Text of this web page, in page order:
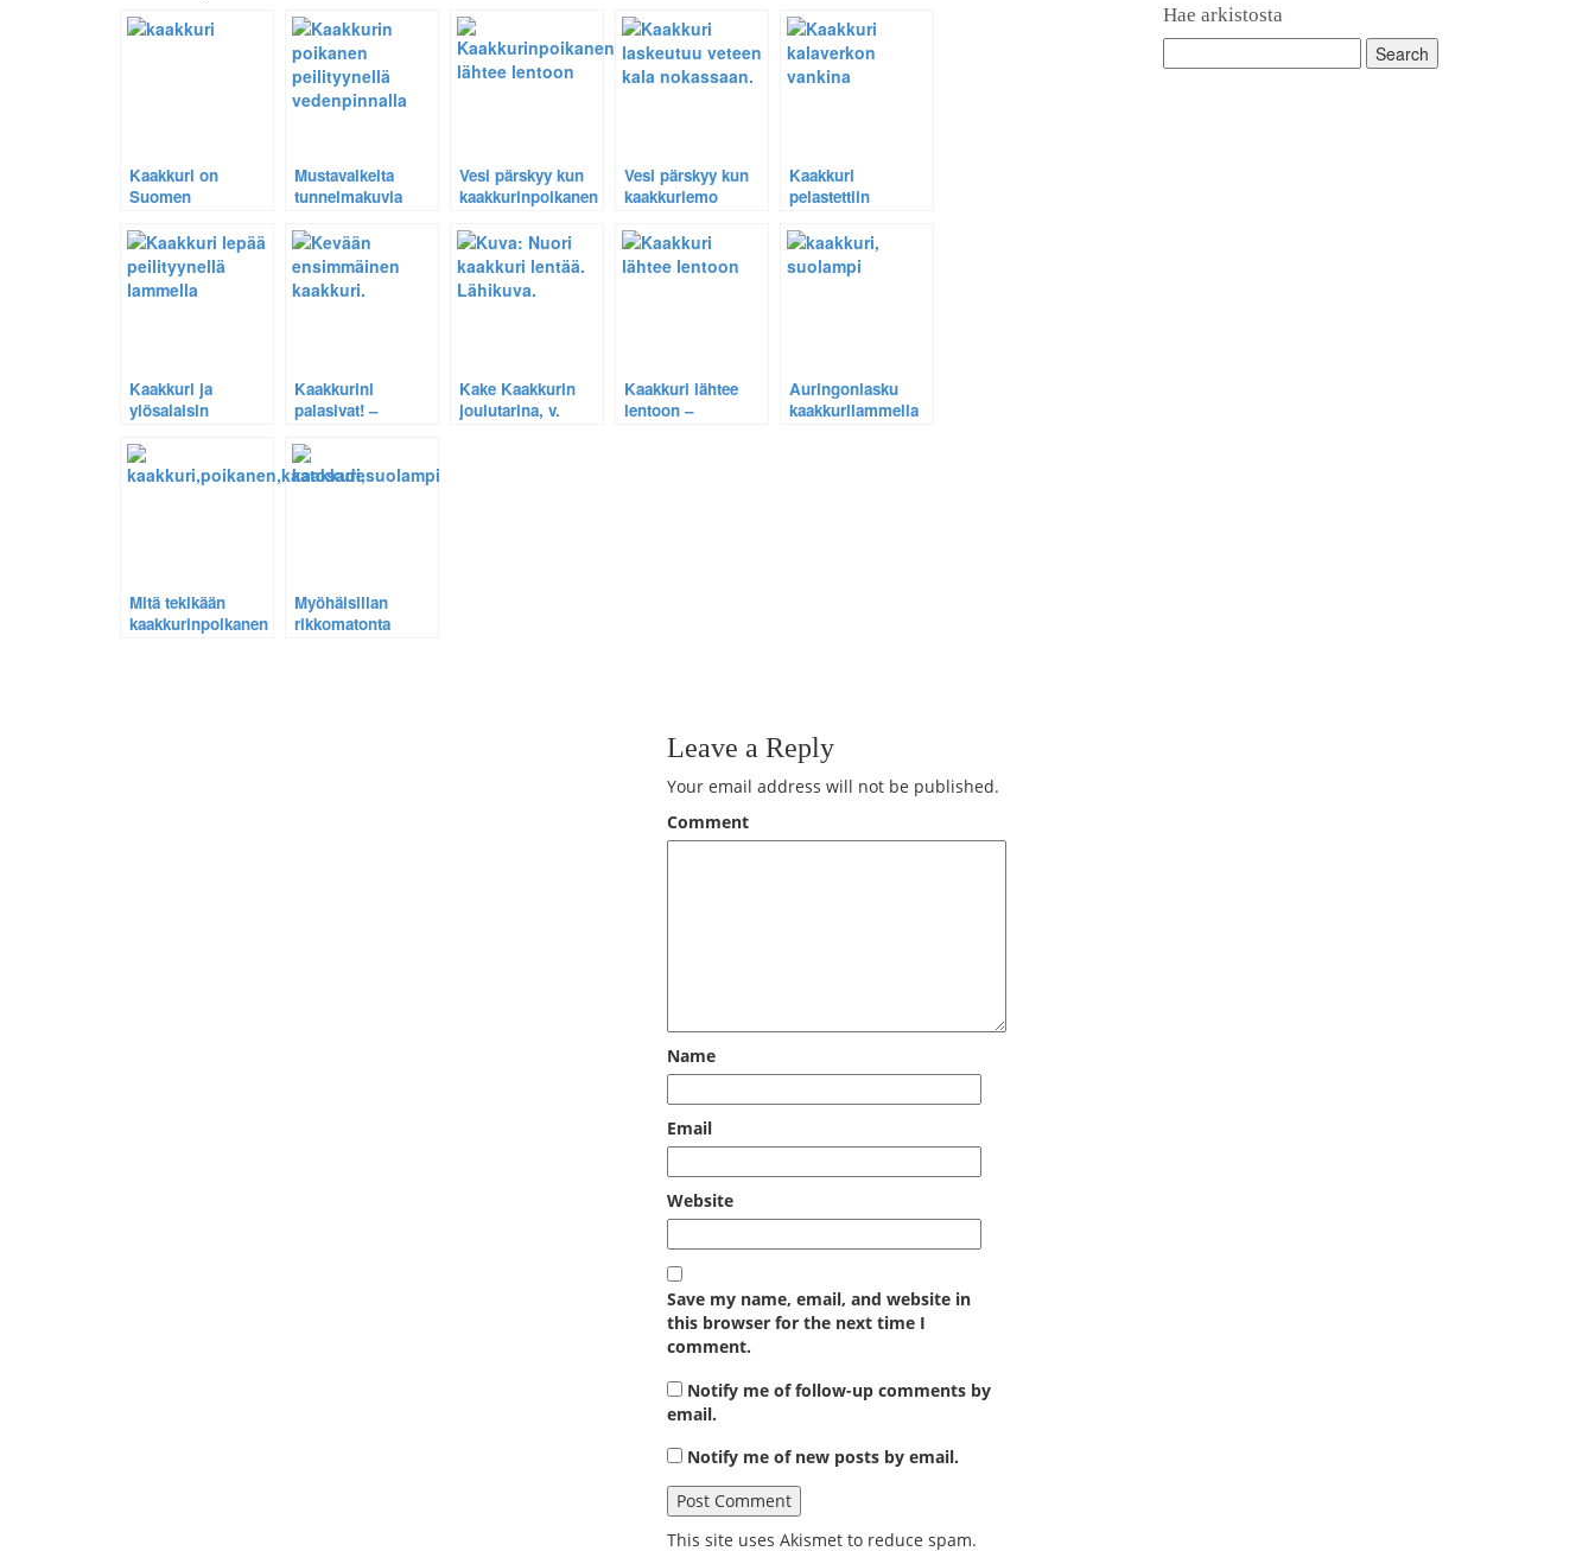
Kaakkuri on
Suomen
Kuuntele itse.
Mustavalkeita
tunnelmakuvia
Vesi pärskyy kun
kaakkurinpoikanen
Vesi pärskyy kun
kaakkuriemo
nokassaan
Kaakkuri
pelastettiin
Harvinainen
tilannekuva 13.
Kaakkuri ja
ylösalaisin
– Katso video
Kaakkurini
palasivat! –
Pohjois-Savon
ensimmäisestä
Kake Kaakkurin
joulutarina, v.
Kaakkuri lähtee
lentoon –
Auringonlasku
kaakkurilammella
Mitä tekikään
kaakkurinpoikanen
Myöhäisillan
rikkomatonta
Leave a Reply
Your email address will not be published.
Comment
Name
Email
Website
Save my name, email, and website in
this browser for the next time I
comment.
Notify me of follow-up comments by
email.
Notify me of new posts by email.
This site uses Akismet to reduce spam.
Hae arkistosta
for: